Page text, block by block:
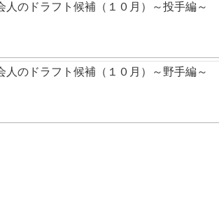
人のドラフト候補（１０月）～投手編～
人のドラフト候補（１０月）～野手編～